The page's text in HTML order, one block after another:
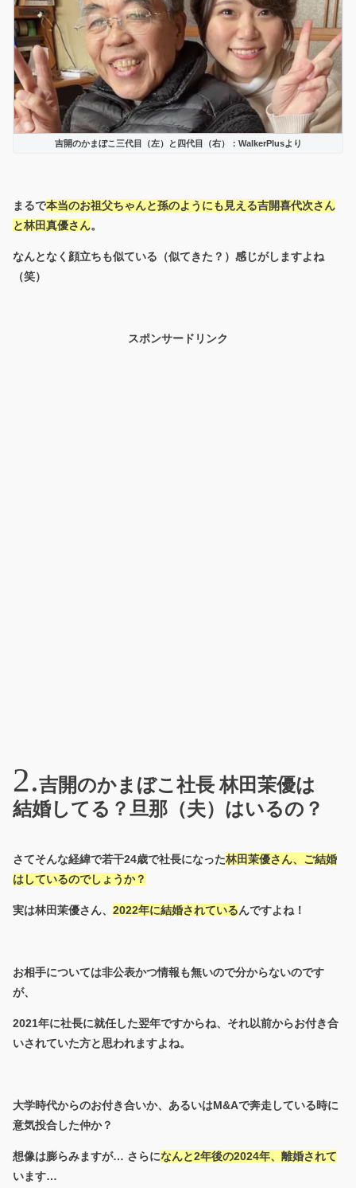
吉開のかまぼこ三代目（左）と四代目（右）：WalkerPlusより
まるで本当のお祖父ちゃんと孫のようにも見える吉開喜代次さん
と林田真優さん。
なんとなく顔立ちも似ている（似てきた？）感じがしますよね
（笑）
スポンサードリンク
吉開のかまぼこ社長 林田茉優は
結婚してる？旦那（夫）はいるの？
さてそんな経緯で若干24歳で社長になった林田茉優さん、ご結婚
はしているのでしょうか？
実は林田茉優さん、 2022年に結婚されているんですよね！
お相手については非公表かつ情報も無いので分からないのです
が、
2021年に社長に就任した翌年ですからね、それ以前からお付き合
いされていた方と思われますよね。
大学時代からのお付き合いか、あるいはM&Aで奔走している時に
意気投合した仲か？
想像は膨らみますが… さらになんと2年後の2024年、離婚されて
います…